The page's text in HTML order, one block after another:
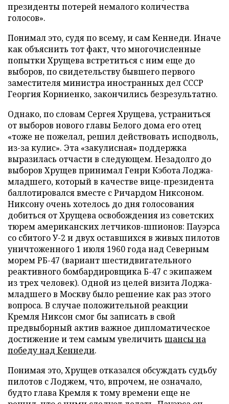
президенты потерей немалого количества
голосов».
Понимал это, судя по всему, и сам Кеннеди. Иначе
как объяснить тот факт, что многочисленные
попытки Хрущева встретиться с ним еще до
выборов, по свидетельству бывшего первого
заместителя министра иностранных дел СССР
Георгия Корниенко, закончились безрезультатно.
Однако, по словам Сергея Хрущева, устраниться
от выборов нового главы Белого дома его отец
«тоже не пожелал, решил действовать исподволь,
из-за кулис». Эта «закулисная» поддержка
выразилась отчасти в следующем. Незадолго до
выборов Хрущев принимал Генри Кэбота Лоджа-
младшего, который в качестве вице-президента
баллотировался вместе с Ричардом Никсоном.
Никсону очень хотелось до дня голосования
добиться от Хрущева освобождения из советских
тюрем американских летчиков-шпионов: Пауэрса
со сбитого У-2 и двух оставшихся в живых пилотов
уничтоженного 1 июля 1960 года над Северным
морем РБ-47 (вариант шестидвигательного
реактивного бомбардировщика Б-47 с экипажем
из трех человек). Одной из целей визита Лоджа-
младшего в Москву было решение как раз этого
вопроса. В случае положительной реакции
Кремля Никсон смог бы записать в свой
предвыборный актив важное дипломатическое
достижение и тем самым увеличить шансы на
победу над Кеннеди.
Понимая это, Хрущев отказался обсуждать судьбу
пилотов с Лоджем, что, впрочем, не означало,
будто глава Кремля к тому времени еще не